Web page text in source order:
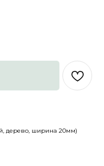
дерево, ширина 20мм)